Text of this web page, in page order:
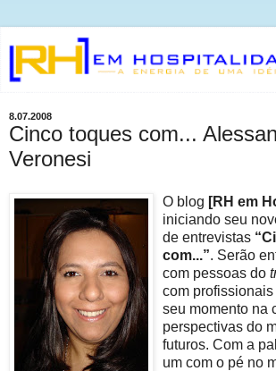
8.07.2008
Cinco toques com...
Veronesi
O blog [RH em
iniciando seu
de entrevistas
com...”. Serão
com pessoas do
com
seu momento na
perspectivas do
futuros. Com a
um com o pé no